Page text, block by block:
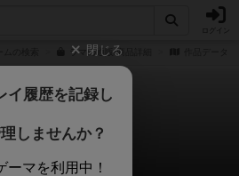
ラマの通販/商品詳細
ラマ
さんのレビュー
閉じる
イ履歴を記録し
しませんか？
ーマを利用中！